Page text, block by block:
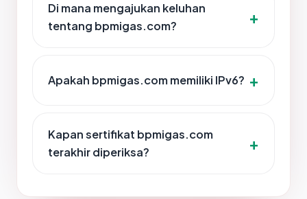
Di mana mengajukan keluhan
tentang bpmigas.com?
Apakah bpmigas.com memiliki IPv6?
Kapan sertifikat bpmigas.com
terakhir diperiksa?